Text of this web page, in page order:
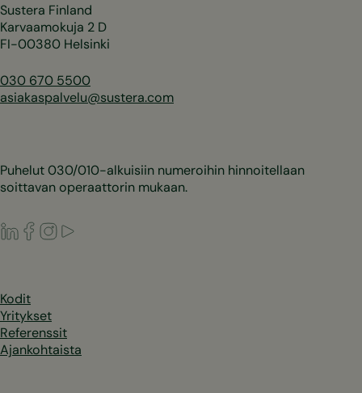
Sustera Finland
Karvaamokuja 2 D
FI-00380 Helsinki
030 670 5500
asiakaspalvelu@sustera.com
Puhelut 030/010-alkuisiin numeroihin hinnoitellaan
soittavan operaattorin mukaan.
LinkedIn
Facebook
Instagram
Kodit
Yritykset
Referenssit
Ajankohtaista